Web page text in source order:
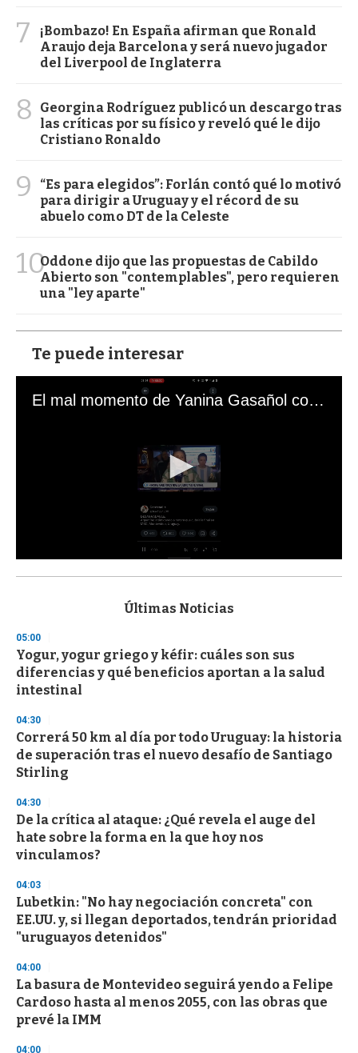
7
¡Bombazo! En España afirman que Ronald
Araujo deja Barcelona y será nuevo jugador
del Liverpool de Inglaterra
8
Georgina Rodríguez publicó un descargo tras
las críticas por su físico y reveló qué le dijo
Cristiano Ronaldo
9
“Es para elegidos”: Forlán contó qué lo motivó
para dirigir a Uruguay y el récord de su
abuelo como DT de la Celeste
10Oddone dijo que las propuestas de Cabildo
Abierto son "contemplables", pero requieren
una "ley aparte"
Te puede interesar
El mal momento de Yanina Gasañol con un hincha argentino en "Subrayado"
s
d
s
o
f
3
s
e
c
o
n
Últimas Noticias
05:00
Yogur, yogur griego y kéfir: cuáles son sus
diferencias y qué beneficios aportan a la salud
intestinal
04:30
Correrá 50 km al día por todo Uruguay: la historia
de superación tras el nuevo desafío de Santiago
Stirling
04:30
De la crítica al ataque: ¿Qué revela el auge del
hate sobre la forma en la que hoy nos
vinculamos?
04:03
Lubetkin: "No hay negociación concreta" con
EE.UU. y, si llegan deportados, tendrán prioridad
"uruguayos detenidos"
04:00
La basura de Montevideo seguirá yendo a Felipe
Cardoso hasta al menos 2055, con las obras que
prevé la IMM
04:00